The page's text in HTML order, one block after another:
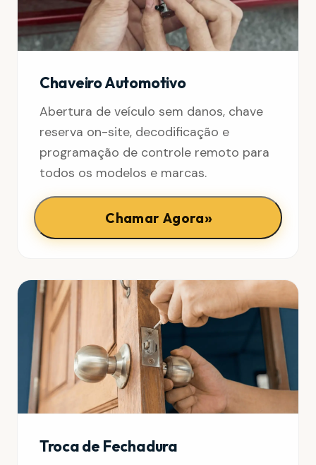
Chaveiro Automotivo
Abertura de veículo sem danos, chave
reserva on-site, decodificação e
programação de controle remoto para
todos os modelos e marcas.
Chamar Agora»
Troca de Fechadura